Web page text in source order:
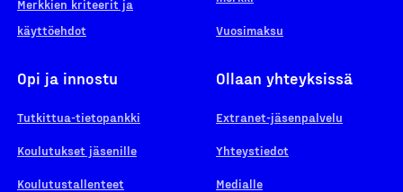
Merkkien kriteerit ja
käyttöehdot
Vuosimaksu
Opi ja innostu
Tutkittua-tietopankki
Koulutukset jäsenille
Koulutustallenteet
Ollaan yhteyksissä
Extranet-jäsenpalvelu
Yhteystiedot
Medialle